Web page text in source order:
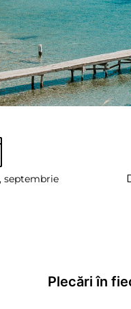
septembrie
Plecări în